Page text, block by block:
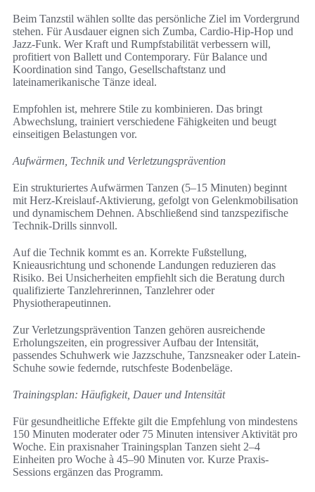
Beim Tanzstil wählen sollte das persönliche Ziel im Vordergrund
stehen. Für Ausdauer eignen sich Zumba, Cardio-Hip-Hop und
Jazz-Funk. Wer Kraft und Rumpfstabilität verbessern will,
profitiert von Ballett und Contemporary. Für Balance und
Koordination sind Tango, Gesellschaftstanz und
lateinamerikanische Tänze ideal.
Empfohlen ist, mehrere Stile zu kombinieren. Das bringt
Abwechslung, trainiert verschiedene Fähigkeiten und beugt
einseitigen Belastungen vor.
Aufwärmen, Technik und Verletzungsprävention
Ein strukturiertes Aufwärmen Tanzen (5–15 Minuten) beginnt
mit Herz-Kreislauf-Aktivierung, gefolgt von Gelenkmobilisation
und dynamischem Dehnen. Abschließend sind tanzspezifische
Technik-Drills sinnvoll.
Auf die Technik kommt es an. Korrekte Fußstellung,
Knieausrichtung und schonende Landungen reduzieren das
Risiko. Bei Unsicherheiten empfiehlt sich die Beratung durch
qualifizierte Tanzlehrerinnen, Tanzlehrer oder
Physiotherapeutinnen.
Zur Verletzungsprävention Tanzen gehören ausreichende
Erholungszeiten, ein progressiver Aufbau der Intensität,
passendes Schuhwerk wie Jazzschuhe, Tanzsneaker oder Latein-
Schuhe sowie federnde, rutschfeste Bodenbeläge.
Trainingsplan: Häufigkeit, Dauer und Intensität
Für gesundheitliche Effekte gilt die Empfehlung von mindestens
150 Minuten moderater oder 75 Minuten intensiver Aktivität pro
Woche. Ein praxisnaher Trainingsplan Tanzen sieht 2–4
Einheiten pro Woche à 45–90 Minuten vor. Kurze Praxis-
Sessions ergänzen das Programm.